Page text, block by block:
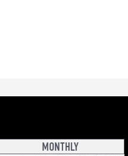
MONTHLY